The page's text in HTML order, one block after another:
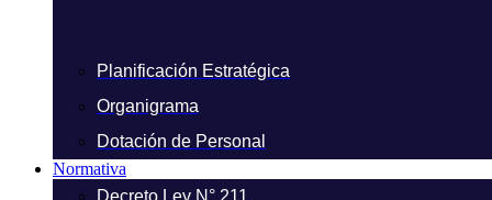
Planificación Estratégica
Organigrama
Dotación de Personal
Normativa
Decreto Ley N° 211